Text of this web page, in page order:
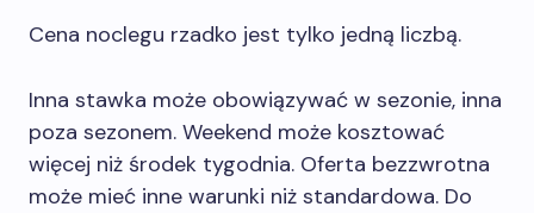
Cena noclegu rzadko jest tylko jedną liczbą.
Inna stawka może obowiązywać w sezonie, inna
poza sezonem. Weekend może kosztować
więcej niż środek tygodnia. Oferta bezzwrotna
może mieć inne warunki niż standardowa. Do